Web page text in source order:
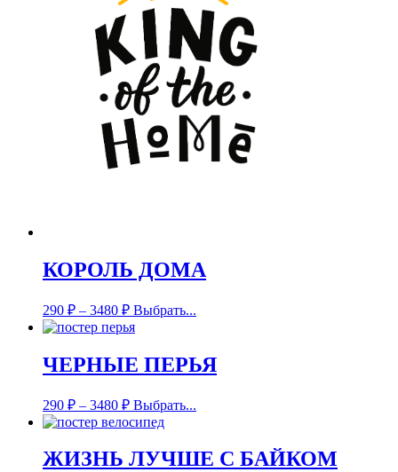
КОРОЛЬ ДОМА
290 ₽ – 3480 ₽ Выбрать...
ЧЕРНЫЕ ПЕРЬЯ
290 ₽ – 3480 ₽ Выбрать...
ЖИЗНЬ ЛУЧШЕ С БАЙКОМ